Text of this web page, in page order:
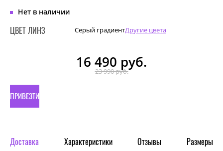
Нет в наличии
ЦВЕТ ЛИНЗ Серый градиентДругие цвета
16 490 руб.
23 990 руб.
ПРИВЕЗТИ
ЗАКАЗ
Доставка Характеристики Отзывы Размеры